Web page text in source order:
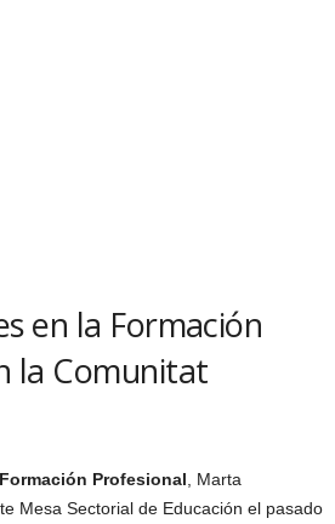
en la Formación
la Comunitat
Profesional , Marta
Mesa Sectorial de Educación el pasado